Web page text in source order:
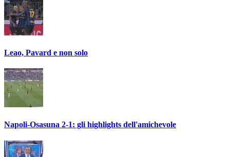
Leao, Pavard e non solo
Napoli-Osasuna 2-1: gli highlights dell'amichevole